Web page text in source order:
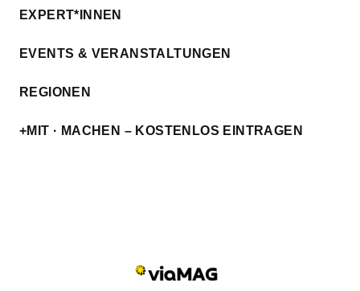
EXPERT*INNEN
EVENTS & VERANSTALTUNGEN
REGIONEN
+MIT · MACHEN – KOSTENLOS EINTRAGEN